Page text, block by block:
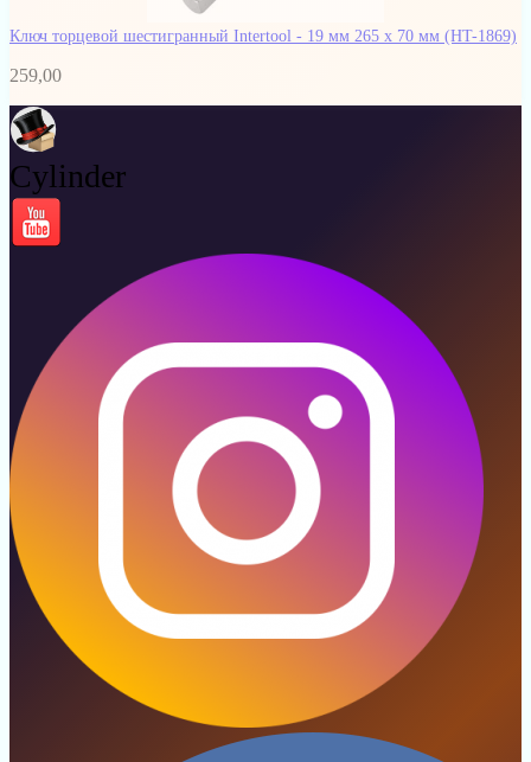
Ключ торцевой шестигранный Intertool - 19 мм 265 х 70 мм (HT-1869)
259,00
Cylinder